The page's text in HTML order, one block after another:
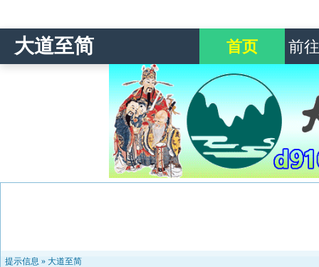
大道至简 首页 前
提示信息 » 大道至简